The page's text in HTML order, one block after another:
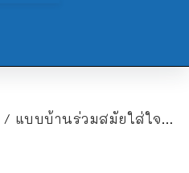
/ แบบบ้านร่วมสมัยใส่ใจสิ่งแวดล้อมและธรรมชาติ บนพื้นที่พักผ่อนส่วนตัวแถบชานเมือง